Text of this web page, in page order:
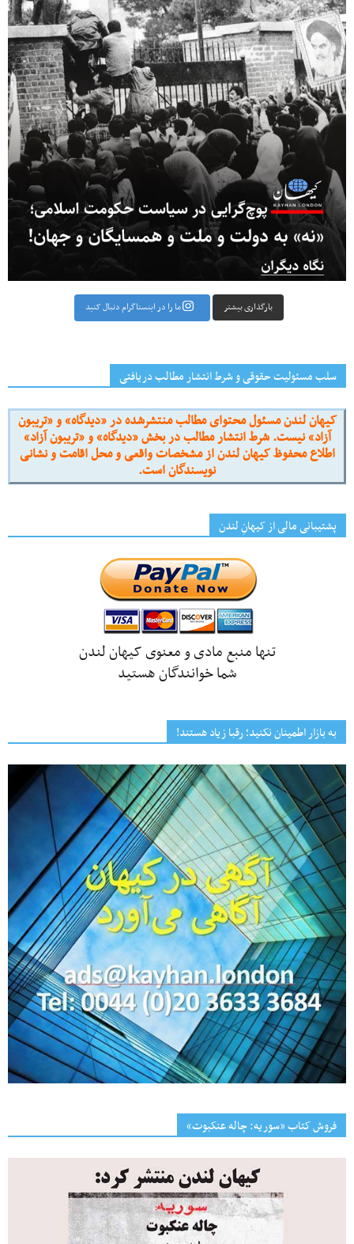
بارگذاری بیشتر ما را در اینستاگرام دنبال کنید
سلب مسئولیت حقوقی و شرط انتشار مطالب دریافتی
کیهان لندن مسئول محتوای مطالب منتشرشده در «دیدگاه» و «تریبون
آزاد» نیست. شرط انتشار مطالب در بخش «دیدگاه» و «تریبون آزاد»
اطلاع محفوظ کیهان لندن از مشخصات واقعی و محل اقامت و نشانی
نویسندگان است.
پشتیبانی مالی از کیهانِ لندن
تنها منبع مادی و معنوی کیهان لندن
شما خوانندگان هستید
به بازار اطمینان نکنید؛ رقبا زیاد هستند!
فروش کتاب «سوریه: چاله عنکبوت»